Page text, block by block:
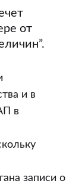
от
и в
в
записи о